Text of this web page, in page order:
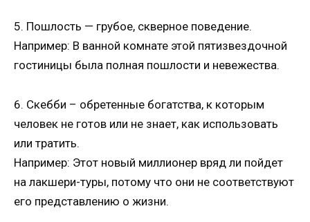
5. Пошлость — грубое, скверное поведение.
Например: В ванной комнате этой пятизвездочной
гостиницы была полная пошлости и невежества.
6. Скебби – обретенные богатства, к которым
человек не готов или не знает, как использовать
или тратить.
Например: Этот новый миллионер вряд ли пойдет
на лакшери-туры, потому что они не соответствуют
его представлению о жизни.